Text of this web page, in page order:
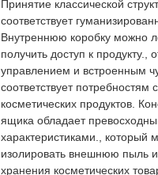
Принятие классической
соответствует
Внутреннюю коробку можно
получить доступ к продукту.,
управлением и встроенным
соответствует потребностям
косметических продуктов.
ящика обладает
характеристиками., который
изолировать внешнюю пыль и
хранения косметических